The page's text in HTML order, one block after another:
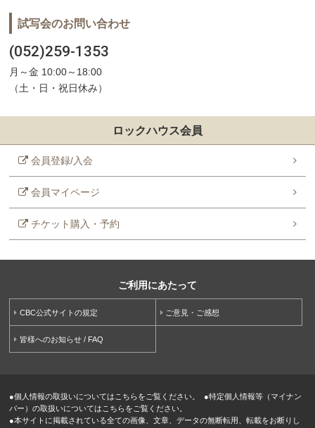
試写会のお問い合わせ
(052)259-1353
月～金 10:00～18:00
（土・日・祝日休み）
ロックハウス会員
会員登録/入会
会員マイページ
チケット購入・予約
ご利用にあたって
CBC公式サイトの規定 ご意見・ご感想
皆様へのお知らせ / FAQ
●個人情報の取扱いについてはこちらをご覧ください。 ●特定個人情報等（マイナン
バー）の取扱いについてはこちらをご覧ください。
●本サイトに掲載されている全ての画像、文章、データの無断転用、転載をお断りし